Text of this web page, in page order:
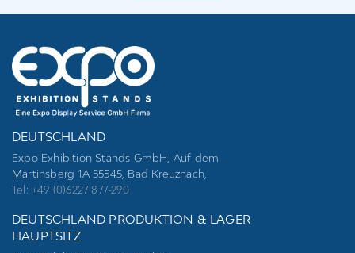
empty.
DEUTSCHLAND
Expo Exhibition Stands GmbH, Auf dem
Martinsberg 1A 55545, Bad Kreuznach,
Tel: +49 (0)6227 877-290
DEUTSCHLAND PRODUKTION & LAGER
HAUPTSITZ